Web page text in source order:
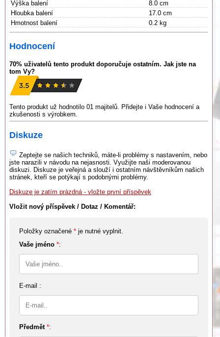
Výška balení
8.0 cm
Hloubka balení
17.0 cm
Hmotnost balení
0.2 kg
Hodnocení
70% uživatelů tento produkt doporučuje ostatním. Jak jste na
tom Vy?
Tento produkt už hodnotilo 01 majitelů. Přidejte i Vaše hodnocení a
zkušenosti s výrobkem.
Diskuze
Zeptejte se našich techniků, máte-li problémy s nastavením, nebo
jste narazili v návodu na nejasnosti. Využijte naši moderovanou
diskuzi. Diskuze je veřejná a slouží i ostatním návštěvníkům našich
stránek, kteří se potýkají s podobnými problémy.
Diskuze je zatím prázdná - vložte první příspěvek
Vložit nový příspěvek / Dotaz / Komentář:
Položky označené * je nutné vyplnit.
Vaše jméno *:
E-mail :
Předmět *: